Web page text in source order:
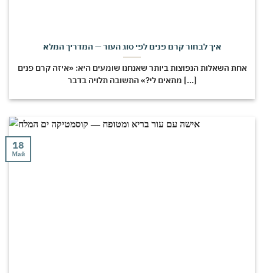
איך לבחור קרם פנים לפי סוג העור — המדריך המלא
אחת השאלות הנפוצות ביותר שאנחנו שומעים היא: «איזה קרם פנים
מתאים לי?» התשובה תלויה בדבר [...]
18
Май